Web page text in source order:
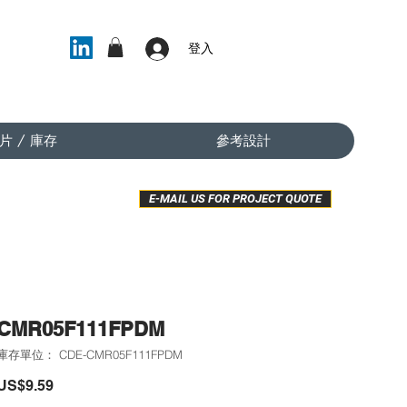
登入
/ 庫存 參考設計
存單位： CDE-CMR05F111FPDM
價
E-MAIL US FOR PROJECT QUOTE